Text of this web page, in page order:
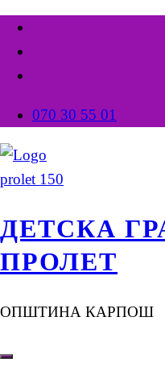
070 30 55 01
ДЕТСКА
ПРОЛЕТ
ОПШТИНА КАРПОШ